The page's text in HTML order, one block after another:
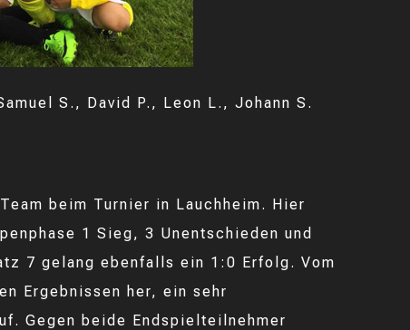
S., David P., Leon L., Johann S.
beim Turnier in Lauchheim. Hier
1 Sieg, 3 Unentschieden und
7 gelang ebenfalls ein 1:0 Erfolg. Vom
Ergebnissen her, ein sehr
Gegen beide Endspielteilnehmer